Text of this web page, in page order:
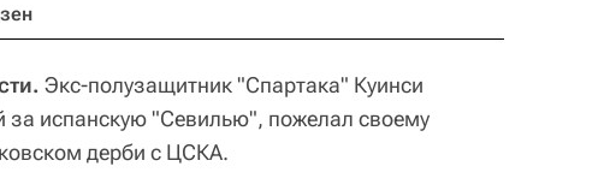
Экс-полузащитник "Спартака" Куинси
испанскую "Севилью", пожелал своему
дерби с ЦСКА.